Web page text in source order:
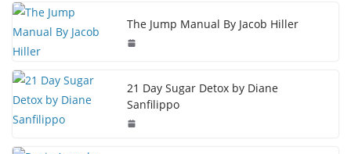
The Jump Manual By Jacob Hiller
21 Day Sugar Detox by Diane
Sanfilippo